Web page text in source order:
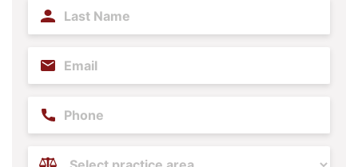
Last
Name
Email
Phone
Practice